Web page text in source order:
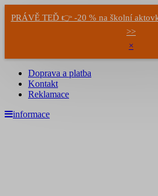
PRÁVĚ TEĎ 👉 -20 % na školní
>>
×
Doprava a platba
Kontakt
Reklamace
informace